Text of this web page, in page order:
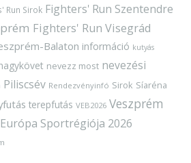
Run Sirok Fighters' Run Szentendre
Fighters' Run Visegrád
Balaton információ kutyás
nevezz most nevezési
Piliscsév Rendezvényinfó Sirok Síaréna
terepfutás VEB2026 Veszprém
Sportrégiója 2026